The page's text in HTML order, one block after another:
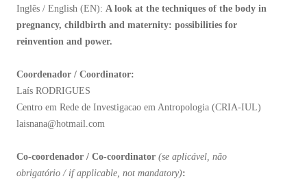
Inglês / English (EN): A look at the techniques of the body in
pregnancy, childbirth and maternity: possibilities for
reinvention and power.
Coordenador / Coordinator:
Laís RODRIGUES
Centro em Rede de Investigacao em Antropologia (CRIA-IUL)
laisnana@hotmail.com
Co-coordenador / Co-coordinator (se aplicável, não
obrigatório / if applicable, not mandatory):